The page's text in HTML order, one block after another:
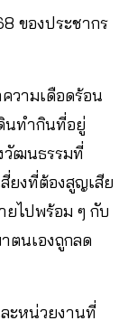
ของประชากร
วามเดือดร้อน
นทำกินที่อยู่
วัฒนธรรมที่
ยงที่ต้องสูญเสีย
ไปพร้อม ๆ กับ
ตนเองถูกลด
ะหน่วยงานที่